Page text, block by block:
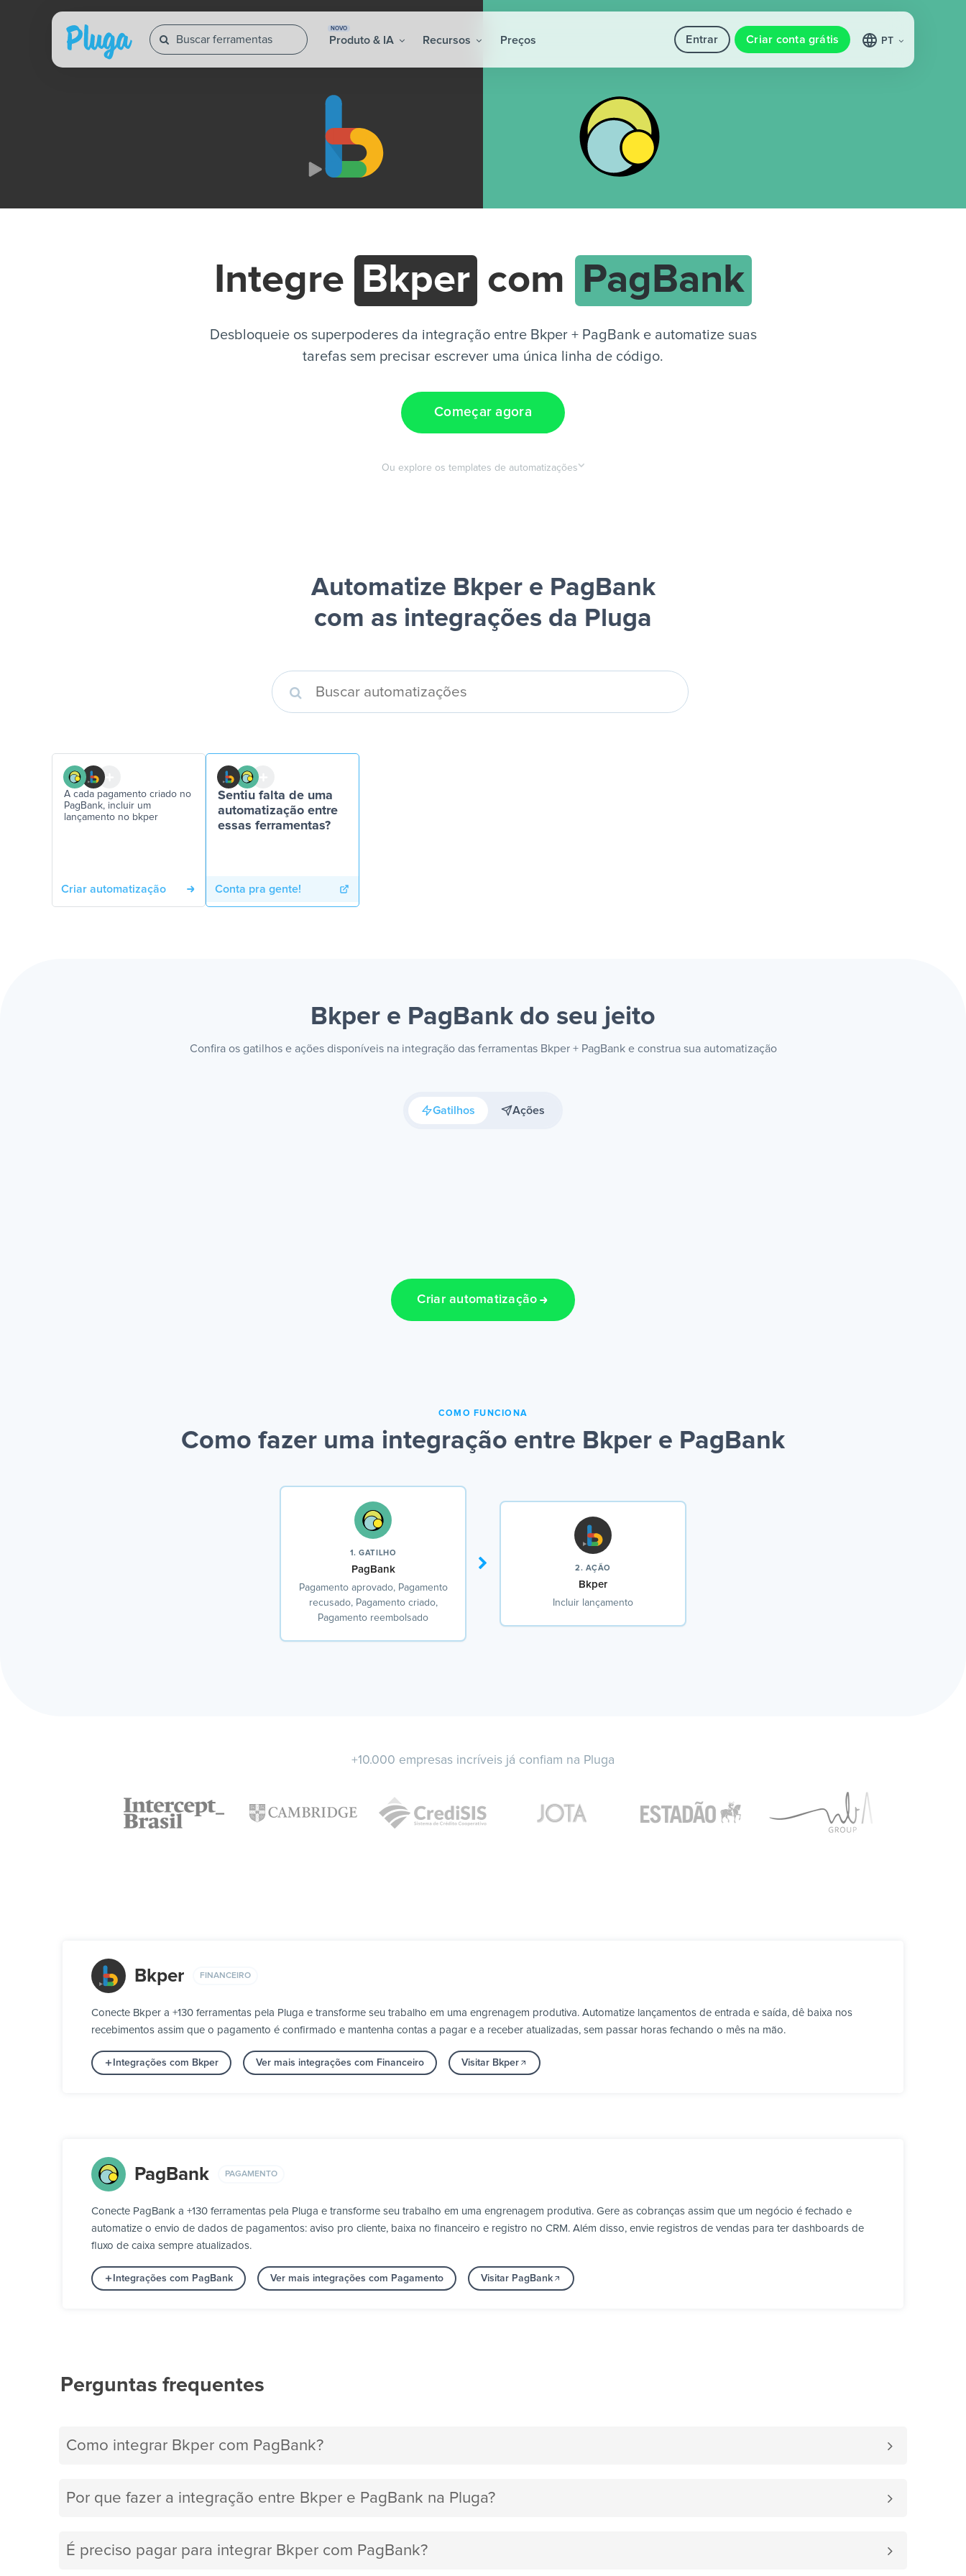
NOVO
Produto & IA Recursos Preços Entrar Criar conta grátis PT
Integre Bkper com PagBank
Desbloqueie os superpoderes da integração entre Bkper + PagBank e automatize suas
tarefas sem precisar escrever uma única linha de código.
Começar agora
Ou explore os templates de automatizações
Automatize Bkper e PagBank
com as integrações da Pluga
A cada pagamento criado no
PagBank, incluir um
lançamento no bkper
Criar automatização
Sentiu falta de uma
automatização entre
essas ferramentas?
Conta pra gente!
Bkper e PagBank do seu jeito
Confira os gatilhos e ações disponíveis na integração das ferramentas Bkper + PagBank e construa sua automatização
Gatilhos Ações
Criar automatização
COMO FUNCIONA
Como fazer uma integração entre Bkper e PagBank
1. GATILHO
PagBank
Pagamento aprovado, Pagamento
recusado, Pagamento criado,
Pagamento reembolsado
2. AÇÃO
Bkper
Incluir lançamento
+10.000 empresas incríveis já confiam na Pluga
Bkper FINANCEIRO
Conecte Bkper a +130 ferramentas pela Pluga e transforme seu trabalho em uma engrenagem produtiva. Automatize lançamentos de entrada e saída, dê baixa nos
recebimentos assim que o pagamento é confirmado e mantenha contas a pagar e a receber atualizadas, sem passar horas fechando o mês na mão.
Integrações com Bkper Ver mais integrações com Financeiro Visitar Bkper
PagBank PAGAMENTO
Conecte PagBank a +130 ferramentas pela Pluga e transforme seu trabalho em uma engrenagem produtiva. Gere as cobranças assim que um negócio é fechado e
automatize o envio de dados de pagamentos: aviso pro cliente, baixa no financeiro e registro no CRM. Além disso, envie registros de vendas para ter dashboards de
fluxo de caixa sempre atualizados.
Integrações com PagBank Ver mais integrações com Pagamento Visitar PagBank
Perguntas frequentes
Como integrar Bkper com PagBank?
Por que fazer a integração entre Bkper e PagBank na Pluga?
É preciso pagar para integrar Bkper com PagBank?